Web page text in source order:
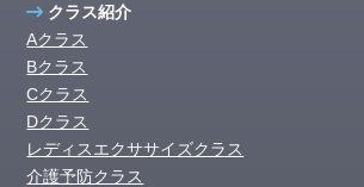
クラス紹介
Aクラス
Bクラス
Cクラス
Dクラス
レディスエクササイズクラス
介護予防クラス